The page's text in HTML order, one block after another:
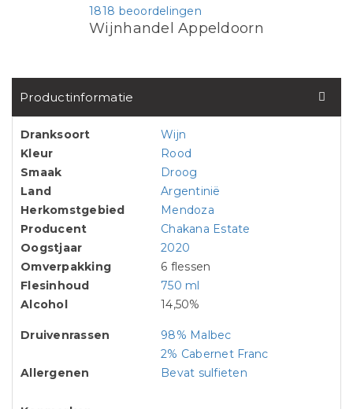
Wijnhandel Appeldoorn
1818 beoordelingen
Productinformatie
Dranksoort
Wijn
Kleur
Rood
Smaak
Droog
Land
Argentinië
Herkomstgebied
Mendoza
Producent
Chakana Estate
Oogstjaar
2020
Omverpakking
6 flessen
Flesinhoud
750 ml
Alcohol
14,50%
Druivenrassen
98% Malbec
2% Cabernet Franc
Allergenen
Bevat sulfieten